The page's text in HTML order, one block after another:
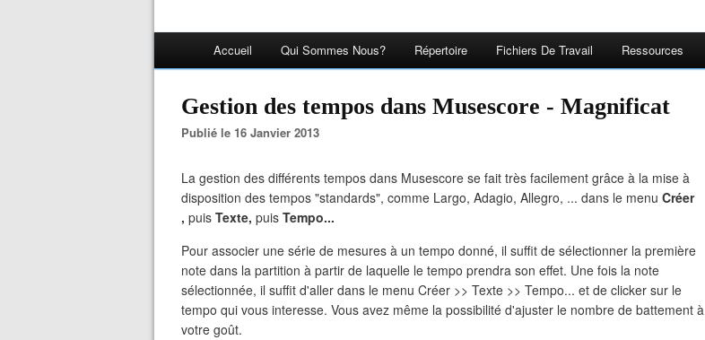
Accueil Qui Sommes Nous? Répertoire Fichiers De Travail Ressources
Gestion des tempos dans Musescore - Magnificat
Publié le 16 Janvier 2013
La gestion des différents tempos dans Musescore se fait très facilement grâce à la mise à
disposition des tempos "standards", comme Largo, Adagio, Allegro, ... dans le menu Créer
, puis Texte, puis Tempo...
Pour associer une série de mesures à un tempo donné, il suffit de sélectionner la première
note dans la partition à partir de laquelle le tempo prendra son effet. Une fois la note
sélectionnée, il suffit d'aller dans le menu Créer >> Texte >> Tempo... et de clicker sur le
tempo qui vous interesse. Vous avez même la possibilité d'ajuster le nombre de battement à
votre goût.